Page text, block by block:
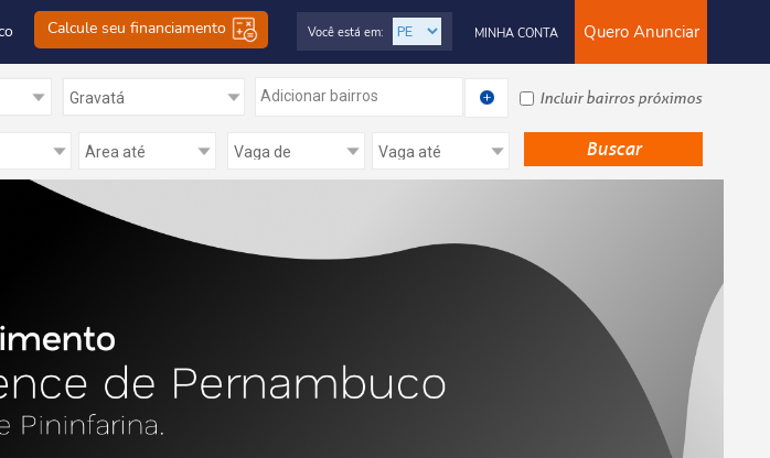
Calcule seu financiamento Quero Anunciar
MINHA CONTA
Você está em:
Adicionar bairros Incluir bairros próximos